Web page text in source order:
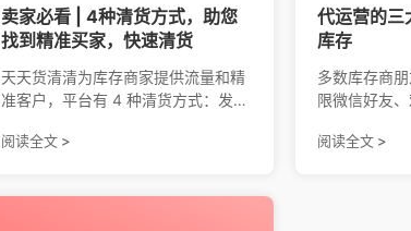
卖家必看 | 4种清货方式，助您
找到精准买家，快速清货
天天货清清为库存商家提供流量和精
准客户，平台有 4 种清货方式：发布
进尾货群互动。
阅读全文 >
代运营的三
库存
多数库存商
限微信好友
源至平台，
阅读全文 >